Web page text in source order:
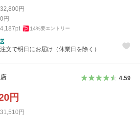
32,800 円
0 円
4,187pt 14%要エントリー
文で明日にお届け（休業日を除く）
4.59
円
31,510円